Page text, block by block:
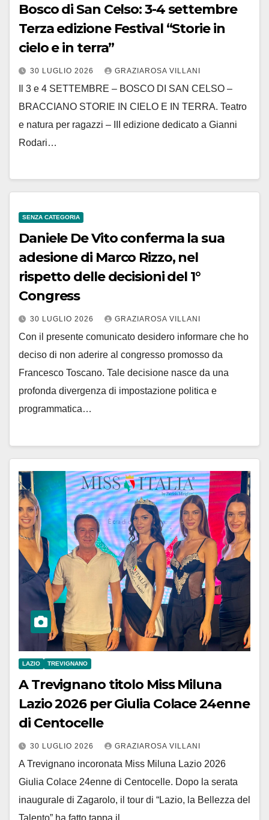
Bosco di San Celso: 3-4 settembre
Terza edizione Festival “Storie in
cielo e in terra”
30 LUGLIO 2026 GRAZIAROSA VILLANI
Il 3 e 4 SETTEMBRE – BOSCO DI SAN CELSO –
BRACCIANO STORIE IN CIELO E IN TERRA. Teatro
e natura per ragazzi – III edizione dedicato a Gianni
Rodari…
SENZA CATEGORIA
Daniele De Vito conferma la sua
adesione di Marco Rizzo, nel
rispetto delle decisioni del 1°
Congress
30 LUGLIO 2026 GRAZIAROSA VILLANI
Con il presente comunicato desidero informare che ho
deciso di non aderire al congresso promosso da
Francesco Toscano. Tale decisione nasce da una
profonda divergenza di impostazione politica e
programmatica…
LAZIO TREVIGNANO
A Trevignano titolo Miss Miluna
Lazio 2026 per Giulia Colace 24enne
di Centocelle
30 LUGLIO 2026 GRAZIAROSA VILLANI
A Trevignano incoronata Miss Miluna Lazio 2026
Giulia Colace 24enne di Centocelle. Dopo la serata
inaugurale di Zagarolo, il tour di “Lazio, la Bellezza del